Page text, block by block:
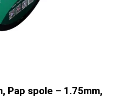
Pap spole – 1.75mm,